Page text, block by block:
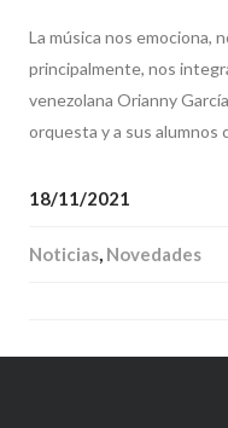
La música nos emociona,
principalmente, nos
venezolana Orianny
orquesta y a sus alumnos
18/11/2021
Noticias, Novedades